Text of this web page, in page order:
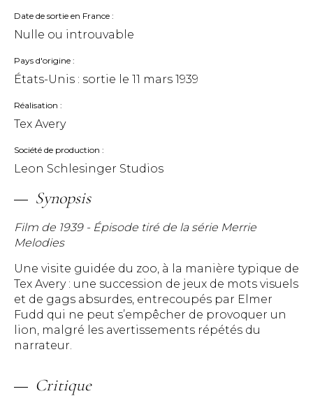
Date de sortie en France
Nulle ou introuvable
Pays d'origine
États-Unis : sortie le 11 mars 1939
Réalisation
Tex Avery
Société de production
Leon Schlesinger Studios
Synopsis
Film de 1939 - Épisode tiré de la série Merrie
Melodies
Une visite guidée du zoo, à la manière typique de
Tex Avery : une succession de jeux de mots visuels
et de gags absurdes, entrecoupés par Elmer
Fudd qui ne peut s’empêcher de provoquer un
lion, malgré les avertissements répétés du
narrateur.
Critique